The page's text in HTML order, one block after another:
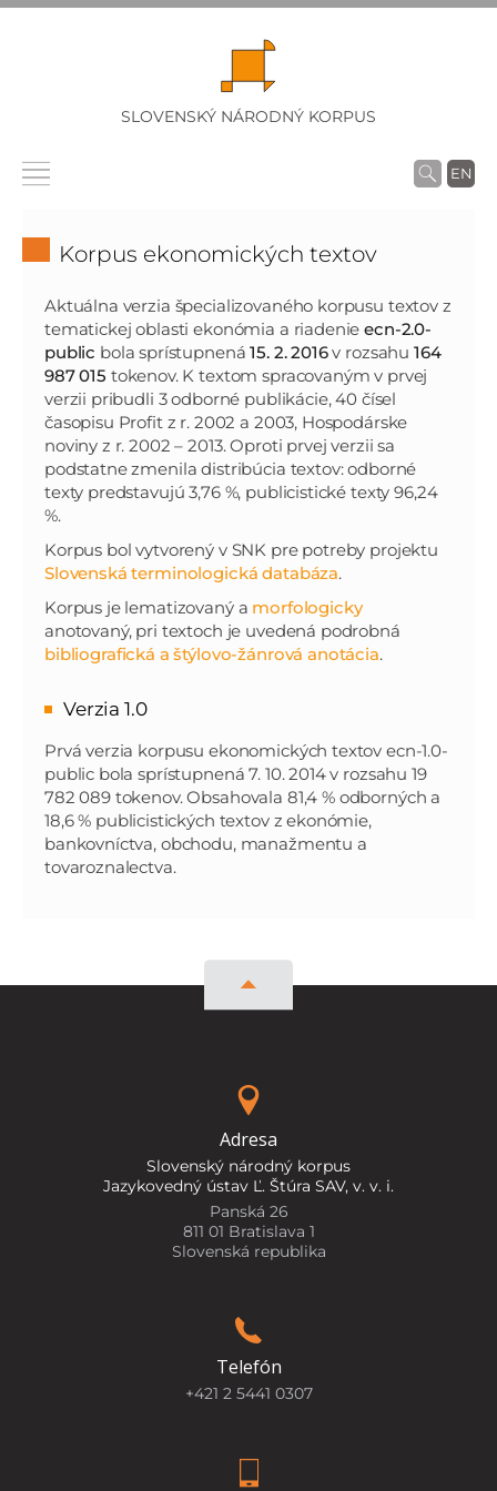
SLOVENSKÝ NÁRODNÝ KORPUS
EN
Korpus ekonomických textov
Aktuálna verzia špecializovaného korpusu textov z
tematickej oblasti ekonómia a riadenieecn-2.0-
public bola sprístupnená15. 2. 2016v rozsahu 164
987 015 tokenov. K textom spracovaným v prvej
verzii pribudli 3 odborné publikácie, 40 čísel
časopisu Profit z r. 2002 a 2003, Hospodárske
noviny z r. 2002 – 2013. Oproti prvej verzii sa
podstatne zmenila distribúcia textov: odborné
texty predstavujú 3,76 %, publicistické texty 96,24
%.
Korpus bol vytvorený v SNK pre potreby projektu
Slovenská terminologická databáza.
Korpus je lematizovaný a morfologicky
anotovaný, pri textoch je uvedená podrobná
bibliografická a štýlovo-žánrová anotácia.
Verzia 1.0
Prvá verzia korpusu ekonomických textov ecn-1.0-
public bola sprístupnená 7. 10. 2014 v rozsahu 19
782 089 tokenov. Obsahovala 81,4 % odborných a
18,6 % publicistických textov z ekonómie,
bankovníctva, obchodu, manažmentu a
tovaroznalectva.
Adresa
Slovenský národný korpus
Jazykovedný ústav Ľ. Štúra SAV, v. v. i.
Panská 26
811 01 Bratislava 1
Slovenská republika
Telefón
+421 2 5441 0307